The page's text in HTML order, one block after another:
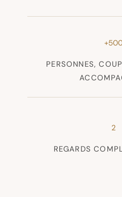
PERSONNES,
2
REGARDS